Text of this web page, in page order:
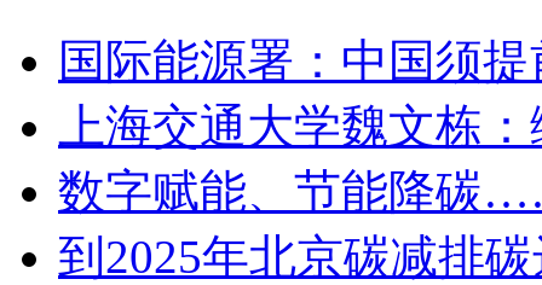
国际能源署：中国须
上海交通大学魏文栋
数字赋能、节能降碳
到2025年北京碳减排